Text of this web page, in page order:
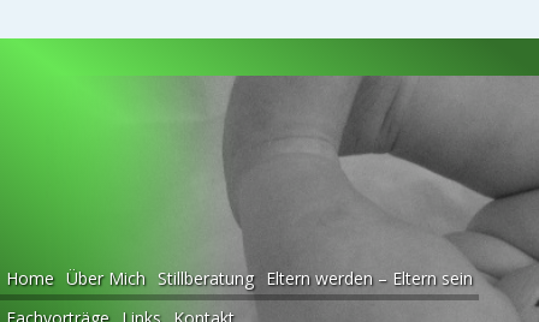
Home Über Mich Stillberatung Eltern werden – Eltern sein
Beratung rund ums Baby